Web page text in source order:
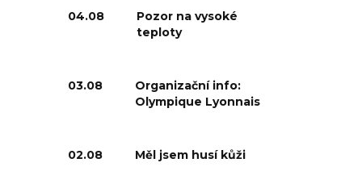
04.08
Pozor na vysoké
teploty
03.08
Organizační info:
Olympique Lyonnais
02.08 Měl jsem husí kůži